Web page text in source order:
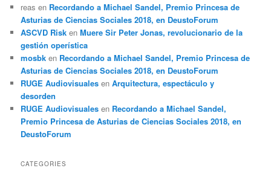
reas en Recordando a Michael Sandel, Premio Princesa de
Asturias de Ciencias Sociales 2018, en DeustoForum
ASCVD Risk enMuere Sir Peter Jonas, revolucionario de la
gestión operística
mosbk en Recordando a Michael Sandel, Premio Princesa de
Asturias de Ciencias Sociales 2018, en DeustoForum
RUGE Audiovisuales enArquitectura, espectáculo y
desorden
RUGE Audiovisuales en Recordando a Michael Sandel,
Premio Princesa de Asturias de Ciencias Sociales 2018, en
DeustoForum
CATEGORIES